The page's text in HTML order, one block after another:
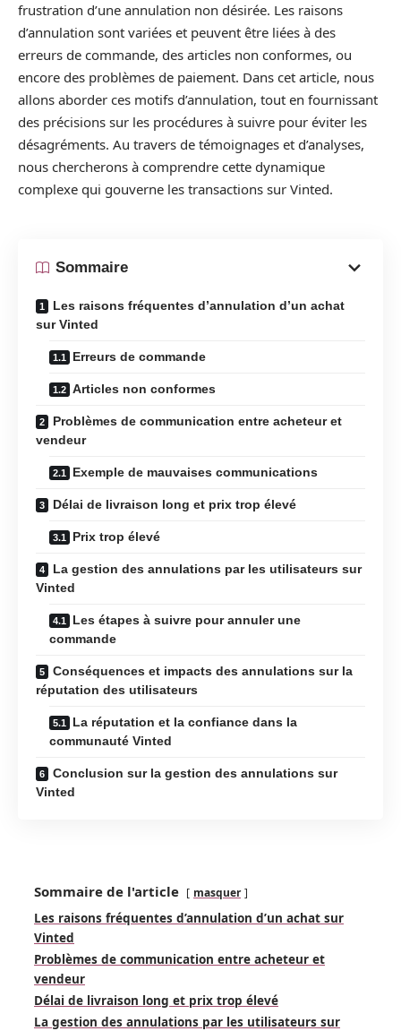
frustration d’une annulation non désirée. Les raisons
d’annulation sont variées et peuvent être liées à des
erreurs de commande, des articles non conformes, ou
encore des problèmes de paiement. Dans cet article, nous
allons aborder ces motifs d’annulation, tout en fournissant
des précisions sur les procédures à suivre pour éviter les
désagréments. Au travers de témoignages et d’analyses,
nous chercherons à comprendre cette dynamique
complexe qui gouverne les transactions sur Vinted.
Sommaire
Les raisons fréquentes d’annulation d’un achat
sur Vinted
Erreurs de commande
Articles non conformes
Problèmes de communication entre acheteur et
vendeur
Exemple de mauvaises communications
Délai de livraison long et prix trop élevé
Prix trop élevé
La gestion des annulations par les utilisateurs sur
Vinted
Les étapes à suivre pour annuler une
commande
Conséquences et impacts des annulations sur la
réputation des utilisateurs
La réputation et la confiance dans la
communauté Vinted
Conclusion sur la gestion des annulations sur
Vinted
Sommaire de l'article masquer
Les raisons fréquentes d’annulation d’un achat sur
Vinted
Problèmes de communication entre acheteur et
vendeur
Délai de livraison long et prix trop élevé
La gestion des annulations par les utilisateurs sur